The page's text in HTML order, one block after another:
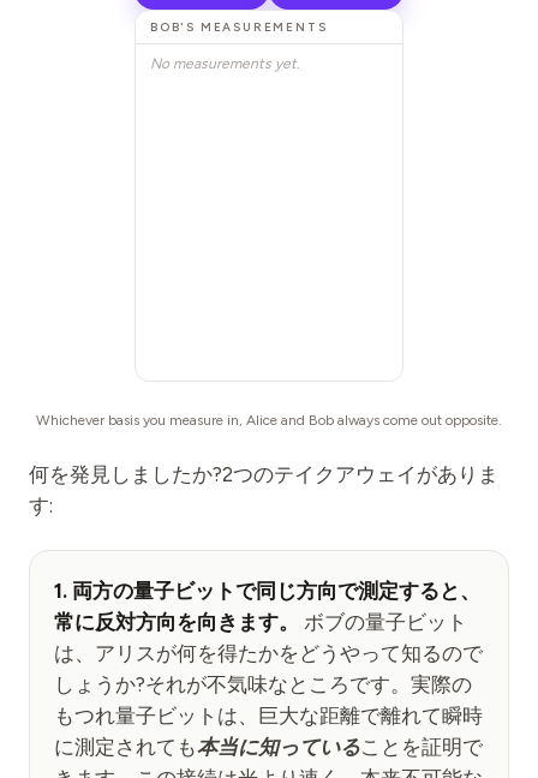
BOB'S MEASUREMENTS
No measurements yet.
Whichever basis you measure in, Alice and Bob always come out opposite.
何を発見しましたか?2つのテイクアウェイがありま
す:
1. 両方の量子ビットで同じ方向で測定すると、
常に反対方向を向きます。
ボブの量子ビット
は、アリスが何を得たかをどうやって知るので
しょうか?それが不気味なところです。実際の
もつれ量子ビットは、巨大な距離で離れて瞬時
に測定されても本当に知っていることを証明で